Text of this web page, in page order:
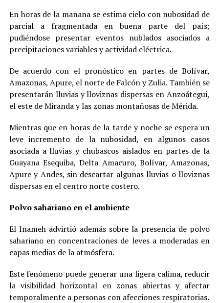
En horas de la mañana se estima cielo con nubosidad de
parcial a fragmentada en buena parte del país;
pudiéndose presentar eventos nublados asociados a
precipitaciones variables y actividad eléctrica.
De acuerdo con el pronóstico en partes de Bolívar,
Amazonas, Apure, el norte de Falcón y Zulia. También se
presentarán lluvias y lloviznas dispersas en Anzoátegui,
el este de Miranda y las zonas montañosas de Mérida.
Mientras que en horas de la tarde y noche se espera un
leve incremento de la nubosidad, en algunos casos
asociada a lluvias y chubascos aislados en partes de la
Guayana Esequiba, Delta Amacuro, Bolívar, Amazonas,
Apure y Andes, sin descartar algunas lluvias o lloviznas
dispersas en el centro norte costero.
Polvo sahariano en el ambiente
El Inameh advirtió además sobre la presencia de polvo
sahariano en concentraciones de leves a moderadas en
capas medias de la atmósfera.
Este fenómeno puede generar una ligera calima, reducir
la visibilidad horizontal en zonas abiertas y afectar
temporalmente a personas con afecciones respiratorias.